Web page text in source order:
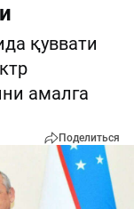
қуввати
амалга
Поделиться